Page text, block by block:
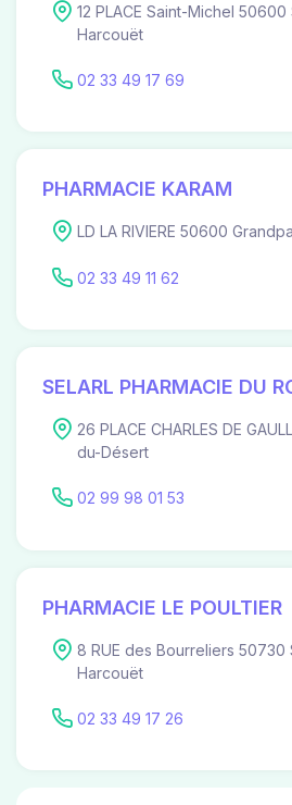
12 PLACE Saint-Michel
Harcouët
02 33 49 17 69
PHARMACIE KARAM
LD LA RIVIERE 50600
02 33 49 11 62
SELARL PHARMACIE DU
26 PLACE CHARLES DE
du-Désert
02 99 98 01 53
PHARMACIE LE POULTIER
8 RUE des Bourreliers 50730
Harcouët
02 33 49 17 26